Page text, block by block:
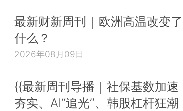
最新财新周刊｜欧洲高温改变了
什么？
2026年08月09日
{{最新周刊导播｜社保基数加速
夯实、AI“追光”、韩股杠杆狂潮